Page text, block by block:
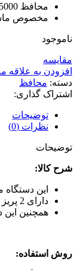
محافظ 5000 ولت آمپر
مخصوص
ناموجود
مقایسه
افزودن به علاقه
دسته: محافظ
اشتراک گذاری:
توضیحات
نظرات (0)
توضیحات
شرح کالا:
این
دارای 2 پریز خروجی برای استفاده یک دستگاه ماشین لباسشویی یا ظرفشویی طراحی شده است.
همچنین این
روش استفاده: